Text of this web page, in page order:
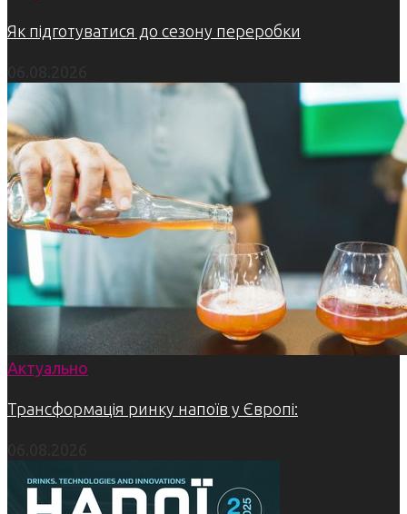
Як підготуватися до сезону переробки
Актуально
Трансформація ринку напоїв у Європі: